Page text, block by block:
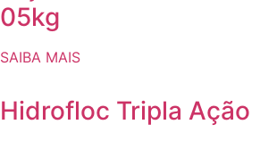
05kg
SAIBA MAIS
Hidrofloc Tripla Ação